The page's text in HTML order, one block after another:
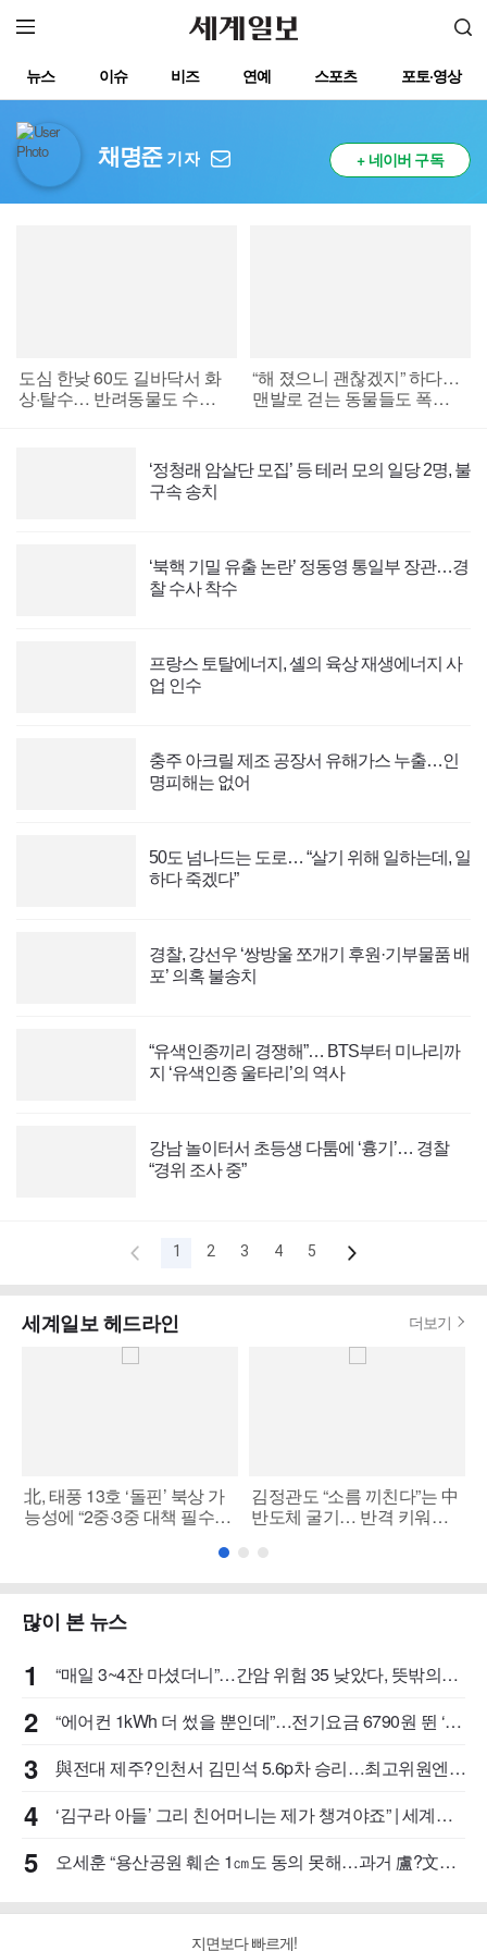
뉴스 이슈 비즈 연예 스포츠 포토·영상
채명준기자 + 네이버 구독
도심 한낮 60도 길바닥서 화
상·탈수… 반려동물도 수난
“해 졌으니 괜찮겠지” 하다…
맨발로 걷는 동물들도 폭염
‘정청래 암살단 모집’ 등 테러 모의 일당 2명, 불
구속 송치
‘북핵 기밀 유출 논란’ 정동영 통일부 장관…경
찰 수사 착수
프랑스 토탈에너지, 셸의 육상 재생에너지 사
업 인수
충주 아크릴 제조 공장서 유해가스 누출…인
명피해는 없어
50도 넘나드는 도로… “살기 위해 일하는데, 일
하다 죽겠다”
경찰, 강선우 ‘쌍방울 쪼개기 후원·기부물품 배
포’ 의혹 불송치
“유색인종끼리 경쟁해”… BTS부터 미나리까
지 ‘유색인종 울타리’의 역사
강남 놀이터서 초등생 다툼에 ‘흉기’… 경찰
“경위 조사 중”
1 2 3 4 5
세계일보헤드라인 더보기
北, 태풍 13호 ‘돌핀’ 북상 가
능성에 “2중·3중 대책 필수”
김정관도 “소름 끼친다”는 中
반도체 굴기… 반격 키워드
자 리포트]
많이 본 뉴스
1
“매일 3~4잔 마셨더니”…간암 위험 35 낮았다, 뜻밖의
2
“에어컨 1kWh 더 썼을 뿐인데”…전기요금 6790원 뛴 ‘진
3
與전대 제주?인천서 김민석 5.6p차 승리…최고위원엔
4
‘김구라 아들’ 그리 친어머니는 제가 챙겨야죠” | 세계일
5
오세훈 “용산공원 훼손 1㎝도 동의 못해…과거 盧?文정
지면보다 빠르게!